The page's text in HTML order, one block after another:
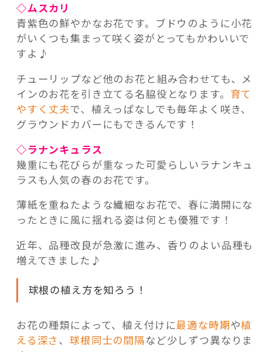
◇ムスカリ
青紫色の鮮やかなお花です。ブドウのように小花
がいくつも集まって咲く姿がとってもかわいいで
すよ♪
チューリップなど他のお花と組み合わせても、メ
インのお花を引き立てる名脇役となります。 育て
やすく丈夫で、植えっぱなしでも毎年よく咲き、
グラウンドカバーにもできるんです！
◇ラナンキュラス
幾重にも花びらが重なった可愛らしいラナンキュ
ラスも人気の春のお花です。
薄紙を重ねたような繊細なお花で、春に満開にな
ったときに風に揺れる姿は何とも優雅です！
近年、品種改良が急激に進み、香りのよい品種も
増えてきました♪
球根の植え方を知ろう！
お花の種類によって、植え付けに最適な時期や植
える深さ 、球根同士の間隔など少しずつ異なりま